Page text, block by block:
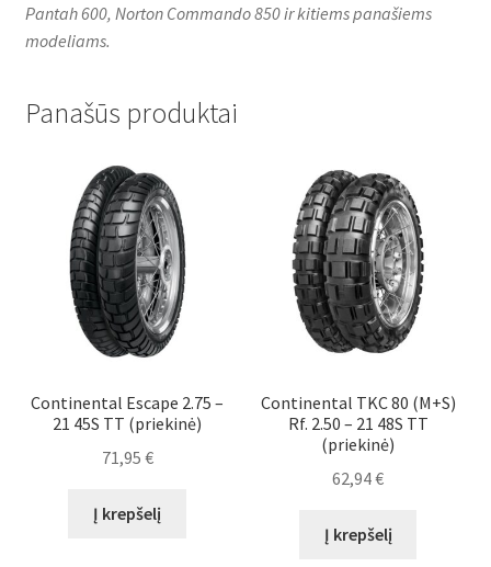
Pantah 600, Norton Commando 850 ir kitiems panašiems
modeliams.
Panašūs produktai
Continental Escape 2.75 –
21 45S TT (priekinė)
71,95 €
Į krepšelį
Continental TKC 80 (M+S)
Rf. 2.50 – 21 48S TT
(priekinė)
62,94€
Į krepšelį